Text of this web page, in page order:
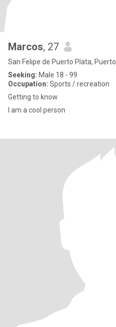
Marcos, 27
San Felipe de Puerto Plata,
Seeking: Male 18 - 99
Occupation: Sports / recreation
Getting to know
I am a cool person